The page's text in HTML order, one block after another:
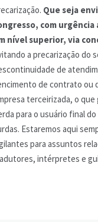
Que seja
com urgência
nível superior, via
a precarização do
de
de contrato ou
terceirizada, o que
para o usuário final
Estaremos aqui
para assuntos
intérpretes e